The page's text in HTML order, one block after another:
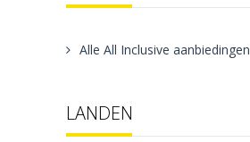
Alle All Inclusive aanbiedingen
LANDEN